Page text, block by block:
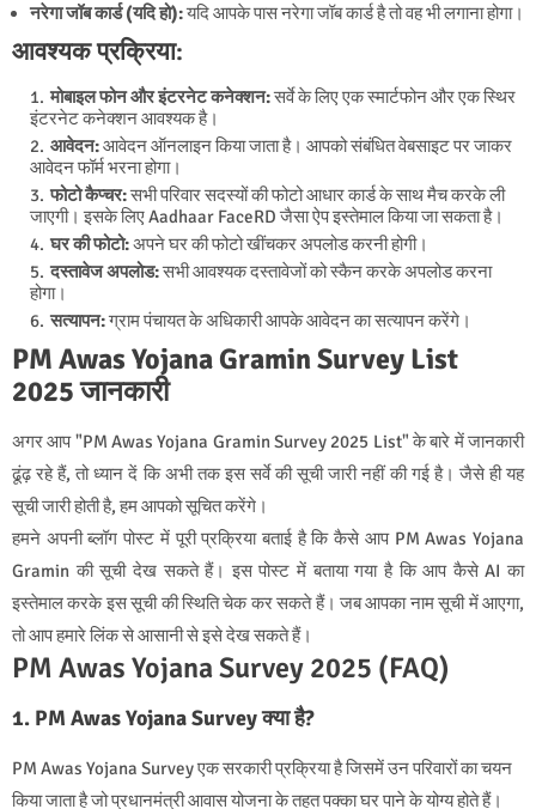
नरेगा जॉब कार्ड (यदि हो):यदि आपके पास नरेगा जॉब कार्ड है तो वह भी लगाना होगा।
आवश्यक प्रक्रिया:
मोबाइल फोन और इंटरनेट कनेक्शन:सर्वे के लिए एक स्मार्टफोन और एक स्थिर
इंटरनेट कनेक्शन आवश्यक है।
आवेदन:आवेदन ऑनलाइन किया जाता है। आपको संबंधित वेबसाइट पर जाकर
आवेदन फॉर्म भरना होगा।
फोटो कैप्चर:सभी परिवार सदस्यों की फोटो आधार कार्ड के साथ मैच करके ली
जाएगी। इसके लिए Aadhaar FaceRD जैसा ऐप इस्तेमाल किया जा सकता है।
घर की फोटो:अपने घर की फोटो खींचकर अपलोड करनी होगी।
दस्तावेज अपलोड:सभी आवश्यक दस्तावेजों को स्कैन करके अपलोड करना
होगा।
सत्यापन:ग्राम पंचायत के अधिकारी आपके आवेदन का सत्यापन करेंगे।
PM Awas Yojana Gramin Survey List
2025 जानकारी
अगर आप "PM Awas Yojana Gramin Survey 2025 List" के बारे में जानकारी
ढूंढ़ रहे हैं, तो ध्यान दें कि अभी तक इस सर्वे की सूची जारी नहीं की गई है। जैसे ही यह
सूची जारी होती है, हम आपको सूचित करेंगे।
हमने अपनी ब्लॉग पोस्ट में पूरी प्रक्रिया बताई है कि कैसे आप PM Awas Yojana
Gramin की सूची देख सकते हैं। इस पोस्ट में बताया गया है कि आप कैसे AI का
इस्तेमाल करके इस सूची की स्थिति चेक कर सकते हैं। जब आपका नाम सूची में आएगा,
तो आप हमारे लिंक से आसानी से इसे देख सकते हैं।
PM Awas Yojana Survey 2025 (FAQ)
1. PM Awas Yojana Survey क्या है?
PM Awas Yojana Survey एक सरकारी प्रक्रिया है जिसमें उन परिवारों का चयन
किया जाता है जो प्रधानमंत्री आवास योजना के तहत पक्का घर पाने के योग्य होते हैं।